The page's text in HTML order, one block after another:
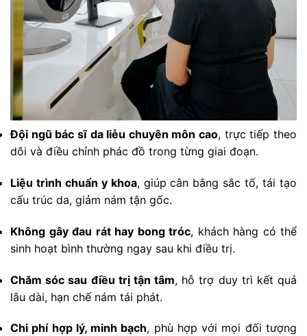
Đội ngũ bác sĩ da liễu chuyên môn cao, trực tiếp theo
dõi và điều chỉnh phác đồ trong từng giai đoạn.
Liệu trình chuẩn y khoa, giúp cân bằng sắc tố, tái tạo
cấu trúc da, giảm nám tận gốc.
Không gây đau rát hay bong tróc, khách hàng có thể
sinh hoạt bình thường ngay sau khi điều trị.
Chăm sóc sau điều trị tận tâm, hỗ trợ duy trì kết quả
lâu dài, hạn chế nám tái phát.
Chi phí hợp lý, minh bạch, phù hợp với mọi đối tượng